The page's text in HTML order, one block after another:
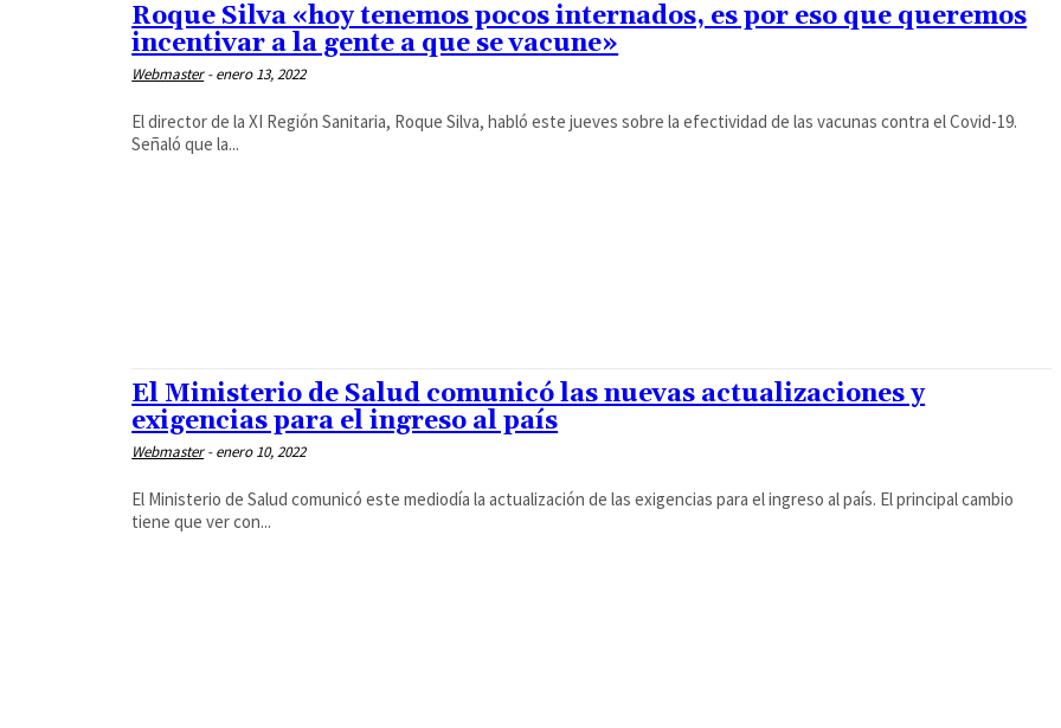
Roque Silva «hoy tenemos pocos internados, es por eso que queremos
incentivar a la gente a que se vacune»
Webmaster - enero 13, 2022
El director de la XI Región Sanitaria, Roque Silva, habló este jueves sobre la efectividad de las vacunas contra el Covid-19.
Señaló que la...
El Ministerio de Salud comunicó las nuevas actualizaciones y
exigencias para el ingreso al país
Webmaster - enero 10, 2022
El Ministerio de Salud comunicó este mediodía la actualización de las exigencias para el ingreso al país. El principal cambio
tiene que ver con...